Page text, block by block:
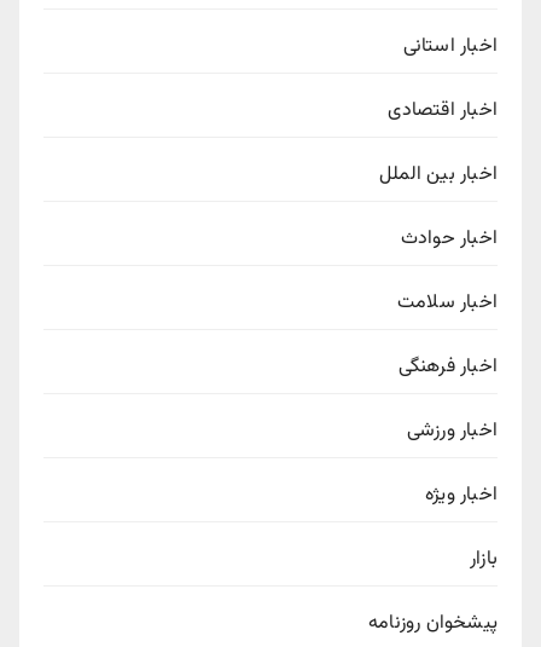
اخبار استانی
اخبار اقتصادی
اخبار بین الملل
اخبار حوادث
اخبار سلامت
اخبار فرهنگی
اخبار ورزشی
اخبار ویژه
بازار
پیشخوان روزنامه